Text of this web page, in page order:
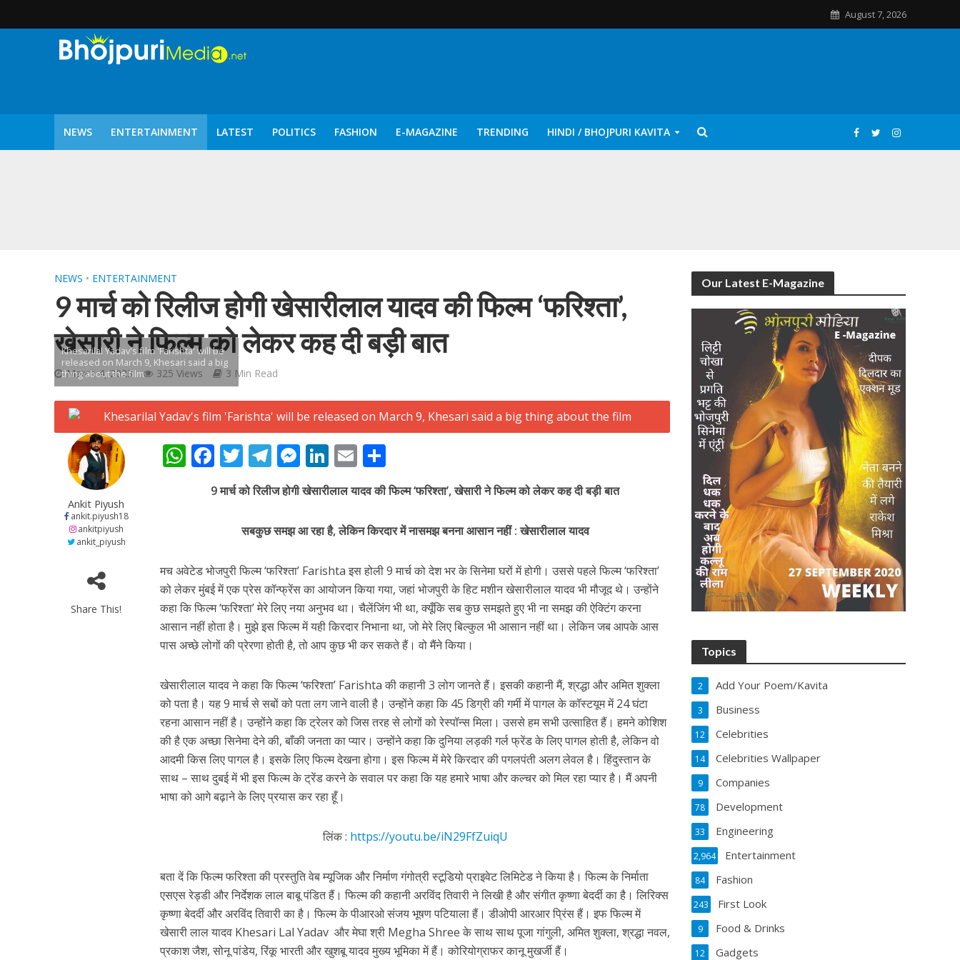
August 7, 2026
NEWS ENTERTAINMENT LATEST POLITICS FASHION E-MAGAZINE TRENDING HINDI / BHOJPURI KAVITA
शिवानी सिंह का नया बोलबम गीत तोहरे के मांगिला जानु हुआ रिलीज, दर्शकों का मिल रहा भरपूर प्यार
वर्ल्डवाइड रिकॉर्ड्स भोजपुरी का नया धमाकेदार गाना जल्द, दुबई की खूबसूरत लोकेशन्स पर हो रही है शूटिंग
पवन सिंह का बॉलीवुड में महाधमाका, ‘सिर्फ आपके’ की शूटिंग लखनऊ और भोपाल में हुई पूरी”
NEWS • ENTERTAINMENT
9 मार्च को रिलीज होगी खेसारीलाल यादव की फिल्म ‘फरिश्ता’,
खेसारी ने फिल्म को लेकर कह दी बड़ी बात
March 4, 2023 325 Views 3 Min Read
Khesarilal Yadav's film 'Farishta' will be
released on March 9, Khesari said a big
thing about the film
Ankit Piyush
ankit.piyush18
ankitpiyush
ankit_piyush
Share This!
W
p
p
F
ac
e
o
k
T
w
itt
er
T
el
e
gr
m
M
e
ss
e
g
er
Li
k
e
dI
n
E
ai
l
h
ar
e
9 मार्च को रिलीज होगी खेसारीलाल यादव की फिल्म ‘फरिश्ता’, खेसारी ने फिल्म को लेकर कह दी बड़ी बात
सबकुछ समझ आ रहा है, लेकिन किरदार में नासमझ बनना आसान नहीं : खेसारीलाल यादव
मच अवेटेड भोजपुरी फिल्म ‘फरिश्ता’ Farishta इस होली 9 मार्च को देश भर के सिनेमा घरों में होगी। उससे पहले फिल्म ‘फरिश्ता’
को लेकर मुंबई में एक प्रेस कॉन्फ्रेंस का आयोजन किया गया, जहां भोजपुरी के हिट मशीन खेसारीलाल यादव भी मौजूद थे। उन्होंने
कहा कि फिल्म ‘फरिश्ता’ मेरे लिए नया अनुभव था। चैलेंजिंग भी था, क्यूँकि सब कुछ समझते हुए भी ना समझ की ऐक्टिंग करना
आसान नहीं होता है। मुझे इस फिल्म में यही किरदार निभाना था, जो मेरे लिए बिल्कुल भी आसान नहीं था। लेकिन जब आपके आस
पास अच्छे लोगों की प्रेरणा होती है, तो आप कुछ भी कर सकते हैं। वो मैंने किया।
खेसारीलाल यादव ने कहा कि फिल्म ‘फरिश्ता’ Farishta की कहानी 3 लोग जानते हैं। इसकी कहानी मैं, श्रद्धा और अमित शुक्ला
को पता है। यह 9 मार्च से सबों को पता लग जाने वाली है। उन्होंने कहा कि 45 डिग्री की गर्मी में पागल के कॉस्टयूम में 24 घंटा
रहना आसान नहीं है। उन्होंने कहा कि ट्रेलर को जिस तरह से लोगों को रेस्पॉन्स मिला। उससे हम सभी उत्साहित हैं। हमने कोशिश
की है एक अच्छा सिनेमा देने की, बाँकी जनता का प्यार। उन्होंने कहा कि दुनिया लड़की गर्ल फ्रेंड के लिए पागल होती है, लेकिन वो
आदमी किस लिए पागल है। इसके लिए फिल्म देखना होगा। इस फिल्म में मेरे किरदार की पगलपंती अलग लेवल है। हिंदुस्तान के
साथ – साथ दुबई में भी इस फिल्म के ट्रेंड करने के सवाल पर कहा कि यह हमारे भाषा और कल्चर को मिल रहा प्यार है। मैं अपनी
भाषा को आगे बढ़ाने के लिए प्रयास कर रहा हूँ।
लिंक : https://youtu.be/iN29FfZuiqU
बता दें कि फिल्म फरिश्ता की प्रस्तुति वेब म्यूजिक और निर्माण गंगोत्री स्टूडियो प्राइवेट लिमिटेड ने किया है। फिल्म के निर्माता
एसएस रेड्डी और निर्देशक लाल बाबू पंडित हैं। फिल्म की कहानी अरविंद तिवारी ने लिखी है और संगीत कृष्णा बेदर्दी का है। लिरिक्स
कृष्णा बेदर्दी और अरविंद तिवारी का है। फिल्म के पीआरओ संजय भूषण पटियाला हैं। डीओपी आरआर प्रिंस हैं। इफ फिल्म में
खेसारी लाल यादव Khesari Lal Yadav और मेघा श्री Megha Shree के साथ साथ पूजा गांगुली, अमित शुक्ला, श्रद्धा नवल,
प्रकाश जैश, सोनू पांडेय, रिंकू भारती और खुशबू यादव मुख्य भूमिका में हैं। कोरियोग्राफर कानू मुखर्जी हैं।
Our Latest E-Magazine
Topics
Add Your Poem/Kavita
2
Business
3
Celebrities
12
Celebrities Wallpaper
14
Companies
9
Development
78
Engineering
33
Entertainment
2,964
Fashion
84
First Look
243
Food & Drinks
9
Gadgets
12